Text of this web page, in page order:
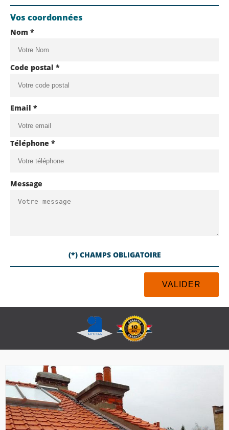
Vos coordonnées
Nom *
Code postal *
Email *
Téléphone *
Message
(*) CHAMPS OBLIGATOIRE